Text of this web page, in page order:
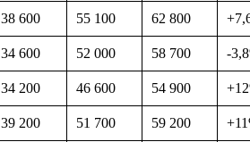
38 600 55 100 62 800
34 600 52 000 58 700 -
34 200 46 600 54 900
39 200 51 700 59 200